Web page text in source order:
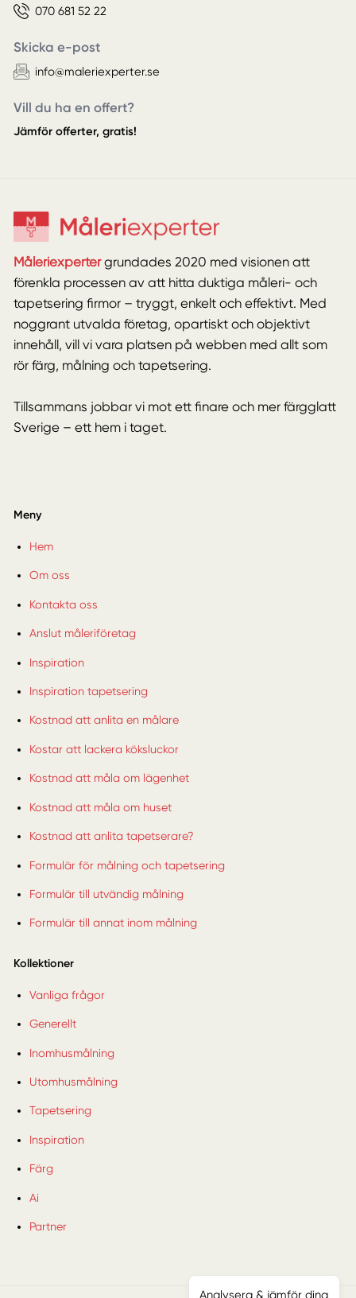
070 681 52 22
Skicka e-post
info@maleriexperter.se
Vill du ha en offert?
Jämför offerter, gratis!
Måleriexpertergrundades 2020 med visionen att
förenkla processen av att hitta duktiga måleri- och
tapetsering firmor – tryggt, enkelt och effektivt. Med
noggrant utvalda företag, opartiskt och objektivt
innehåll, vill vi vara platsen på webben med allt som
rör färg, målning och tapetsering.
Tillsammans jobbar vi mot ett finare och mer färgglatt
Sverige – ett hem i taget.
Meny
Hem
Om oss
Kontakta oss
Anslut måleriföretag
Inspiration
Inspiration tapetsering
Kostnad att anlita en målare
Kostar att lackera köksluckor
Kostnad att måla om lägenhet
Kostnad att måla om huset
Kostnad att anlita tapetserare?
Formulär för målning och tapetsering
Formulär till utvändig målning
Formulär till annat inom målning
Kollektioner
Vanliga frågor
Generellt
Inomhusmålning
Utomhusmålning
Tapetsering
Inspiration
Färg
Ai
Partner